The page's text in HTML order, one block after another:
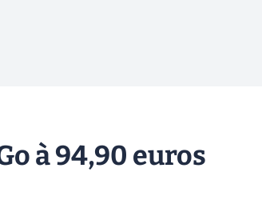
à 94,90 euros